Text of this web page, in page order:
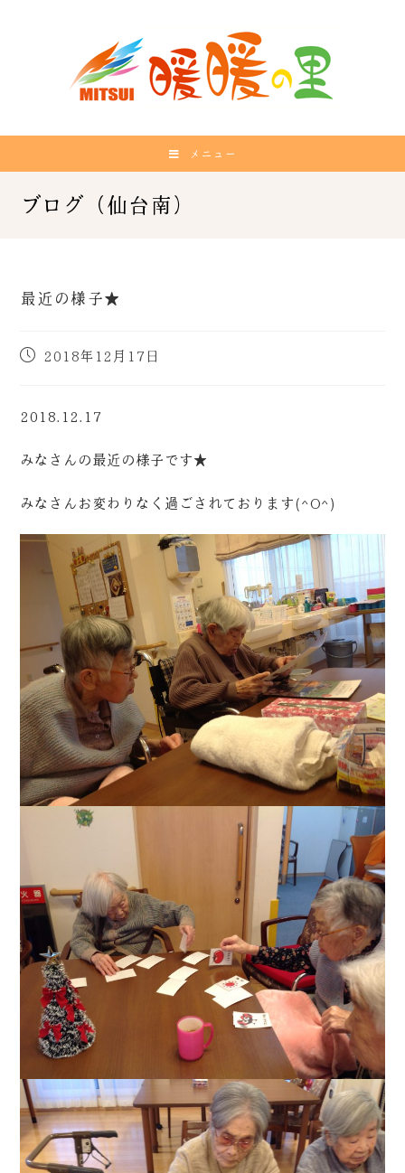
メニュー
最近の様子★
2018年12月17日
2018.12.17
みなさんの最近の様子です★
みなさんお変わりなく過ごされております(^O^)